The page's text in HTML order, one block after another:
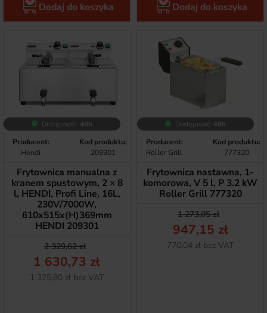
Dodaj do koszyka Dodaj do koszyka
Dostępność: 48h
Producent:
Hendi
Kod produktu:
209301
Frytownica manualna z
kranem spustowym, 2 × 8
l, HENDI, Profi Line, 16L,
230V/7000W,
610x515x(H)369mm
HENDI 209301
Cena podstawowa
2 329,62 zł
Cena
1 630,73 zł
Netto
1 325,80 zł bez VAT
Dostępność: 48h
Producent:
Roller Grill
Kod produktu:
777320
Frytownica nastawna, 1-
komorowa, V 5 l, P 3.2 kW
Roller Grill 777320
Cena
1 273,05 zł
Cena
947,15 zł
Netto
770,04 zł bez VAT